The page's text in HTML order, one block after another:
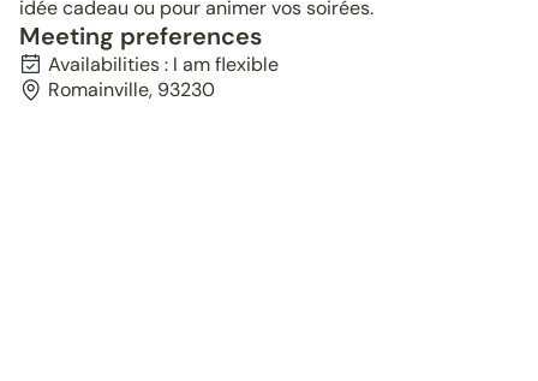
idée cadeau ou pour animer vos soirées.
Meeting preferences
Availabilities : I am flexible
Romainville, 93230